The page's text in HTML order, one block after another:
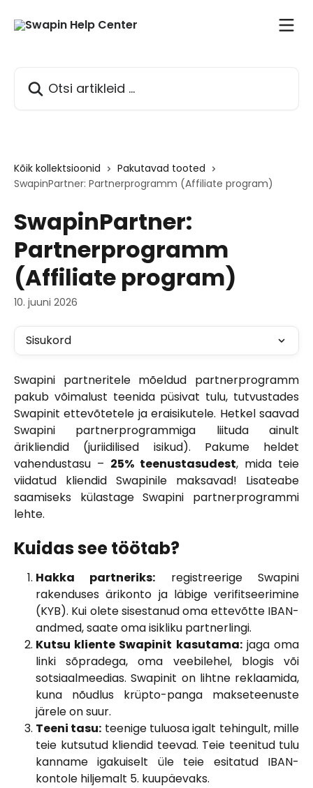
Kõik kollektsioonid
Pakutavad tooted
SwapinPartner: Partnerprogramm (Affiliate program)
SwapinPartner:
Partnerprogramm
(Affiliate program)
10. juuni 2026
Sisukord
Swapini partneritele mõeldud partnerprogramm
pakub võimalust teenida püsivat tulu, tutvustades
Swapinit ettevõtetele ja eraisikutele. Hetkel saavad
Swapini partnerprogrammiga liituda ainult
ärikliendid (juriidilised isikud). Pakume heldet
vahendustasu – 25% teenustasudest, mida teie
viidatud kliendid Swapinile maksavad! Lisateabe
saamiseks külastage Swapini partnerprogrammi
lehte.
Kuidas see töötab?
Hakka partneriks: registreerige Swapini
rakenduses ärikonto ja läbige verifitseerimine
(KYB). Kui olete sisestanud oma ettevõtte IBAN-
andmed, saate oma isikliku partnerlingi.
Kutsu kliente Swapinit kasutama:jaga oma
linki sõpradega, oma veebilehel, blogis või
sotsiaalmeedias. Swapinit on lihtne reklaamida,
kuna nõudlus krüpto-panga makseteenuste
järele on suur.
Teeni tasu: teenige tuluosa igalt tehingult, mille
teie kutsutud kliendid teevad. Teie teenitud tulu
kanname igakuiselt üle teie esitatud IBAN-
kontole hiljemalt 5. kuupäevaks.